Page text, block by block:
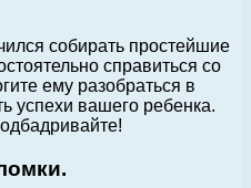
собирать простейшие
справиться со
ему разобраться в
успехи вашего ребенка.